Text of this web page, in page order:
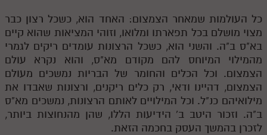
כל העולמות שמאחר הצמצום: האחד הוא, כשכל רצון כבר
מצוי מושלם בכל תפארתו ומלואו, וזוהי המציאות שהוא קיים
בא"ס ב"ה. והשני הוא, כשכל הרצונות עומדים ריקים לגמרי
מהמילוי המיוחס להם מקודם מא"ס, והוא נקרא עולם
הצמצום. וכל הכלים והחומר של הבריות נמשכים מעולם
הצמצום, דהיינו ודאי, רק כלים ריקנים, ורצונות שאבדו את
מילואיהם כנ"ל. וכל המילויים לאותם הרצונות, נמשכים מא"ס
ב"ה. וזכור היטב ב' הידיעות הללו, שהן מהנחוצות ביותר,
לזכרן בהמשך העסק בחכמה הזאת.